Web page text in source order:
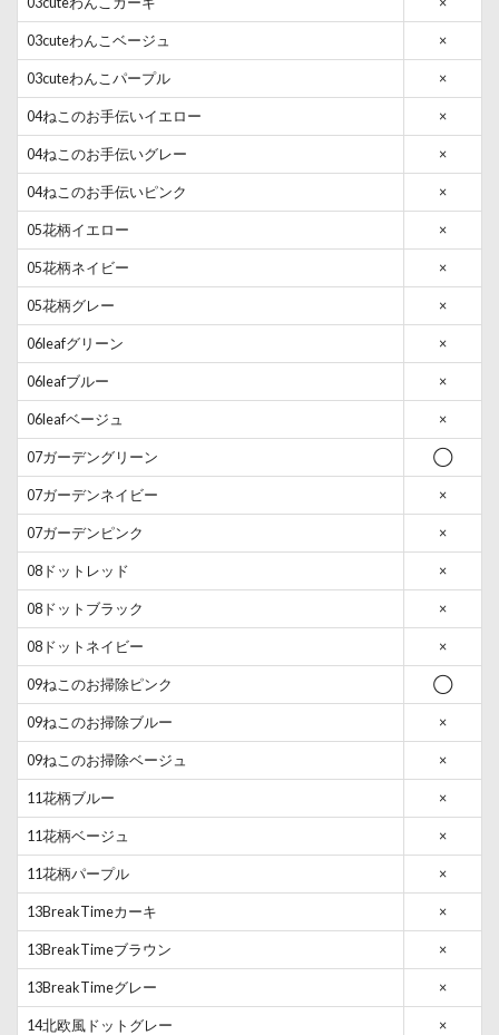
03cuteわんこベージュ ×
03cuteわんこパープル ×
04ねこのお手伝いイエロー ×
04ねこのお手伝いグレー ×
04ねこのお手伝いピンク ×
05花柄イエロー ×
05花柄ネイビー ×
05花柄グレー ×
06leafグリーン ×
06leafブルー ×
06leafベージュ ×
07ガーデングリーン ◯
07ガーデンネイビー ×
07ガーデンピンク ×
08ドットレッド ×
08ドットブラック ×
08ドットネイビー ×
09ねこのお掃除ピンク ◯
09ねこのお掃除ブルー ×
09ねこのお掃除ベージュ ×
11花柄ブルー ×
11花柄ベージュ ×
11花柄パープル ×
13BreakTimeカーキ ×
13BreakTimeブラウン ×
13BreakTimeグレー ×
14北欧風ドットグレー ×